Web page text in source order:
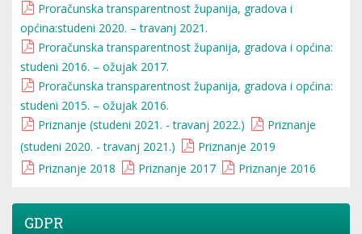
Proračunska transparentnost županija, gradova i
općina:studeni 2020. – travanj 2021.
Proračunska transparentnost županija, gradova i općina:
studeni 2016. – ožujak 2017.
Proračunska transparentnost županija, gradova i općina:
studeni 2015. – ožujak 2016.
Priznanje (studeni 2021. - travanj 2022.)
Priznanje
(studeni 2020. - travanj 2021.)
Priznanje 2019
Priznanje 2018
Priznanje 2017 Priznanje 2016
GDPR